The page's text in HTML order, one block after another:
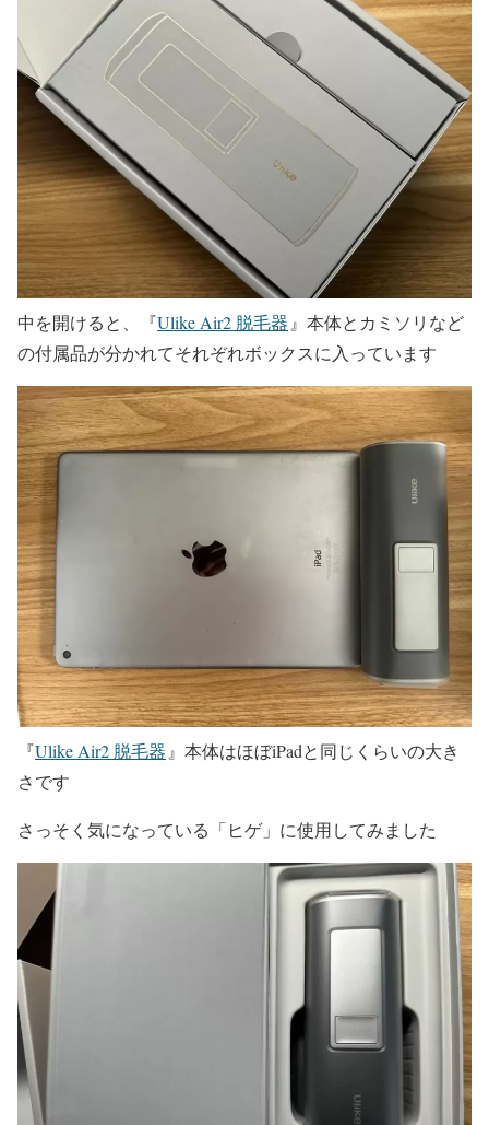
中を開けると、『Ulike Air2 脱毛器 』本体とカミソリなど
の付属品が分かれてそれぞれボックスに入っています
『Ulike Air2 脱毛器 』本体はほぼiPadと同じくらいの大き
さです
さっそく気になっている「ヒゲ」に使用してみました